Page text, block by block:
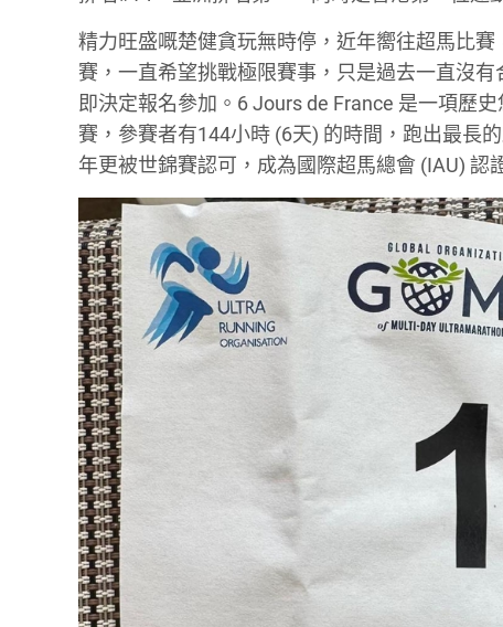
精力旺盛嘅楚健貪玩無時停，近年嚮往超馬比
賽，一直希望挑戰極限賽事，只是過去一直沒
即決定報名參加。6 Jours de France 是一項歷
賽，參賽者有144小時 (6天) 的時間，跑出最長
年更被世錦賽認可，成為國際超馬總會 (IAU) 認